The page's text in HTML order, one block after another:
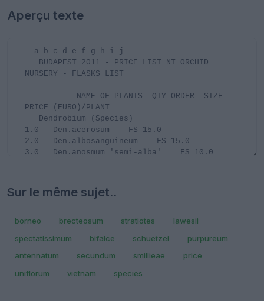
Aperçu texte
Sur le même sujet..
borneo brecteosum stratiotes
lawesii
spectatissimum
bifalce schuetzei
purpureum
antennatum
secundum smillieae
price
uniflorum
vietnam species